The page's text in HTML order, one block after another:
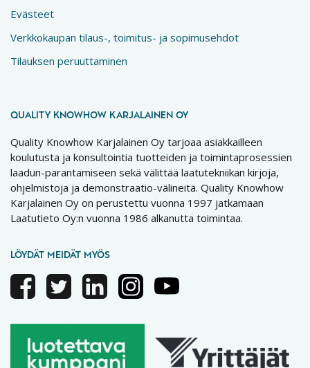
Evästeet
Verkkokaupan tilaus-, toimitus- ja sopimusehdot
Tilauksen peruuttaminen
QUALITY KNOWHOW KARJALAINEN OY
Quality Knowhow Karjalainen Oy tarjoaa asiakkailleen
koulutusta ja konsultointia tuotteiden ja toimintaprosessien
laadun-parantamiseen sekä välittää laatutekniikan kirjoja,
ohjelmistoja ja demonstraatio-välineitä. Quality Knowhow
Karjalainen Oy on perustettu vuonna 1997 jatkamaan
Laatutieto Oy:n vuonna 1986 alkanutta toimintaa.
LÖYDÄT MEIDÄT MYÖS
FacebookTwitterLinkedinInstagramYoutube